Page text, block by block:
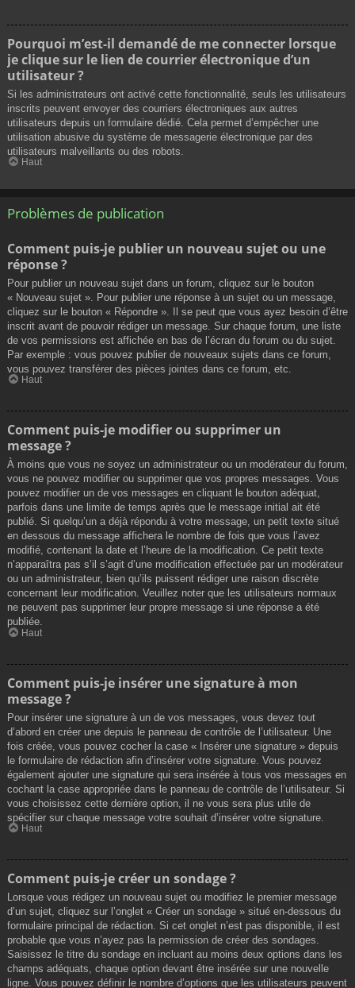
Pourquoi m’est-il demandé de me connecter lorsque
je clique sur le lien de courrier électronique d’un
utilisateur ?
Si les administrateurs ont activé cette fonctionnalité, seuls les utilisateurs
inscrits peuvent envoyer des courriers électroniques aux autres
utilisateurs depuis un formulaire dédié. Cela permet d’empêcher une
utilisation abusive du système de messagerie électronique par des
utilisateurs malveillants ou des robots.
Haut
Problèmes de publication
Comment puis-je publier un nouveau sujet ou une
réponse ?
Pour publier un nouveau sujet dans un forum, cliquez sur le bouton
« Nouveau sujet ». Pour publier une réponse à un sujet ou un message,
cliquez sur le bouton « Répondre ». Il se peut que vous ayez besoin d’être
inscrit avant de pouvoir rédiger un message. Sur chaque forum, une liste
de vos permissions est affichée en bas de l’écran du forum ou du sujet.
Par exemple : vous pouvez publier de nouveaux sujets dans ce forum,
vous pouvez transférer des pièces jointes dans ce forum, etc.
Haut
Comment puis-je modifier ou supprimer un
message ?
À moins que vous ne soyez un administrateur ou un modérateur du forum,
vous ne pouvez modifier ou supprimer que vos propres messages. Vous
pouvez modifier un de vos messages en cliquant le bouton adéquat,
parfois dans une limite de temps après que le message initial ait été
publié. Si quelqu’un a déjà répondu à votre message, un petit texte situé
en dessous du message affichera le nombre de fois que vous l’avez
modifié, contenant la date et l’heure de la modification. Ce petit texte
n’apparaîtra pas s’il s’agit d’une modification effectuée par un modérateur
ou un administrateur, bien qu’ils puissent rédiger une raison discrète
concernant leur modification. Veuillez noter que les utilisateurs normaux
ne peuvent pas supprimer leur propre message si une réponse a été
publiée.
Haut
Comment puis-je insérer une signature à mon
message ?
Pour insérer une signature à un de vos messages, vous devez tout
d’abord en créer une depuis le panneau de contrôle de l’utilisateur. Une
fois créée, vous pouvez cocher la case « Insérer une signature » depuis
le formulaire de rédaction afin d’insérer votre signature. Vous pouvez
également ajouter une signature qui sera insérée à tous vos messages en
cochant la case appropriée dans le panneau de contrôle de l’utilisateur. Si
vous choisissez cette dernière option, il ne vous sera plus utile de
spécifier sur chaque message votre souhait d’insérer votre signature.
Haut
Comment puis-je créer un sondage ?
Lorsque vous rédigez un nouveau sujet ou modifiez le premier message
d’un sujet, cliquez sur l’onglet « Créer un sondage » situé en-dessous du
formulaire principal de rédaction. Si cet onglet n’est pas disponible, il est
probable que vous n’ayez pas la permission de créer des sondages.
Saisissez le titre du sondage en incluant au moins deux options dans les
champs adéquats, chaque option devant être insérée sur une nouvelle
ligne. Vous pouvez définir le nombre d’options que les utilisateurs peuvent